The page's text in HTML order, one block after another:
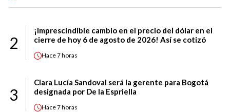
2
¡Imprescindible cambio en el precio del dólar en el
cierre de hoy 6 de agosto de 2026! Así se cotizó
Hace7 horas
3
Clara Lucía Sandoval será la gerente para Bogotá
designada por De la Espriella
Hace7 horas